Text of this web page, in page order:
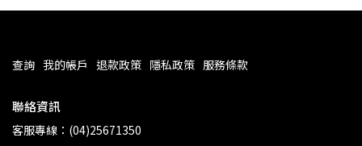
查詢 我的帳戶 退款政策 隱私政策 服務條款
聯絡資訊
客服專線：(04)25671350